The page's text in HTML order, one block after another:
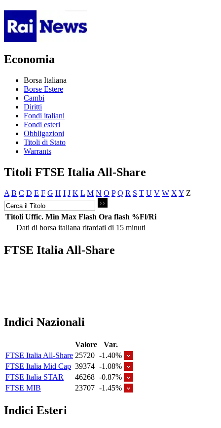
Economia
Borsa Italiana
Borse Estere
Cambi
Diritti
Fondi italiani
Fondi esteri
Obbligazioni
Titoli di Stato
Warrants
Titoli FTSE Italia All-Share
A B C D E F G H I J K L M N O P Q R S T U V W X Y Z
Titoli Uffic. Min Max Flash Ora flash %Fl/Ri
Dati di borsa italiana ritardati di 15 minuti
FTSE Italia All-Share
Indici Nazionali
Valore
Var.
FTSE Italia All-Share 25720 -1.40%
FTSE Italia Mid Cap 39374 -1.08%
FTSE Italia STAR
46268 -0.87%
FTSE MIB
23707 -1.45%
Indici Esteri